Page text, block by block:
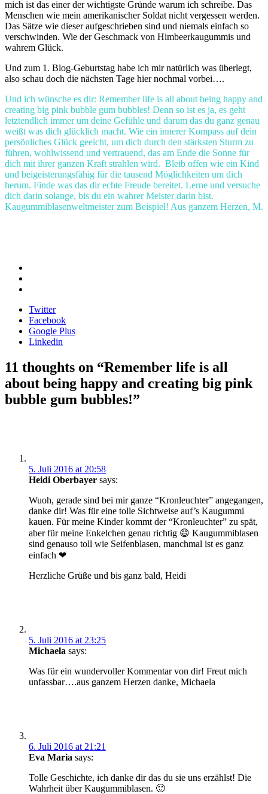
mich ist das einer der wichtigste Gründe warum ich schreibe. Das
Menschen wie mein amerikanischer Soldat nicht vergessen werden.
Das Sätze wie dieser aufgeschrieben sind und niemals einfach so
verschwinden. Wie der Geschmack von Himbeerkaugummis und
wahrem Glück.
Und zum 1. Blog-Geburtstag habe ich mir natürlich was überlegt,
also schau doch die nächsten Tage hier nochmal vorbei….
Und ich wünsche es dir: Remember life is all about being happy and
creating big pink bubble gum bubbles! Denn so ist es ja, es geht
letztendlich immer um deine Gefühle und darum das du ganz genau
weißt was dich glücklich macht. Wie ein innerer Kompass auf dein
persönliches Glück geeicht, um dich durch den stärksten Sturm zu
führen, wohlwissend und vertrauend, das am Ende die Sonne für
dich mit ihrer ganzen Kraft strahlen wird. Bleib offen wie ein Kind
und beigeisterungsfähig für die tausend Möglichkeiten um dich
herum. Finde was das dir echte Freude bereitet. Lerne und versuche
dich darin solange, bis du ein wahrer Meister darin bist.
Kaugummiblasenweltmeister zum Beispiel! Aus ganzem Herzen, M.
Twitter
Facebook
Google Plus
Linkedin
Beitragsnavigation
11 thoughts on “Remember life is all
about being happy and creating big pink
bubble gum bubbles!”
5. Juli 2016 at 20:58
Heidi Oberbayer says:
Wuoh, gerade sind bei mir ganze “Kronleuchter” angegangen,
danke dir! Was für eine tolle Sichtweise auf’s Kaugummi
kauen. Für meine Kinder kommt der “Kronleuchter” zu spät,
aber für meine Enkelchen genau richtig 😄 Kaugummiblasen
sind genauso toll wie Seifenblasen, manchmal ist es ganz
einfach ❤
Herzliche Grüße und bis ganz bald, Heidi
5. Juli 2016 at 23:25
Michaela says:
Was für ein wundervoller Kommentar von dir! Freut mich
unfassbar….aus ganzem Herzen danke, Michaela
6. Juli 2016 at 21:21
Eva Maria says:
Tolle Geschichte, ich danke dir das du sie uns erzählst! Die
Wahrheit über Kaugummiblasen. 🙂